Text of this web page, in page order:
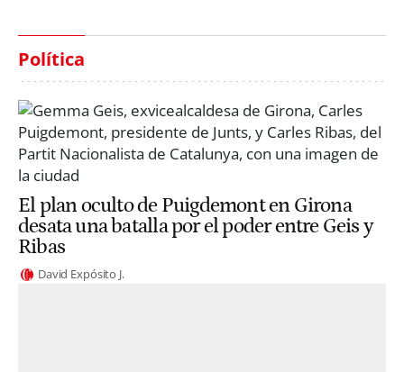
Política
El plan oculto de Puigdemont en Girona
desata una batalla por el poder entre Geis y
Ribas
David Expósito J.